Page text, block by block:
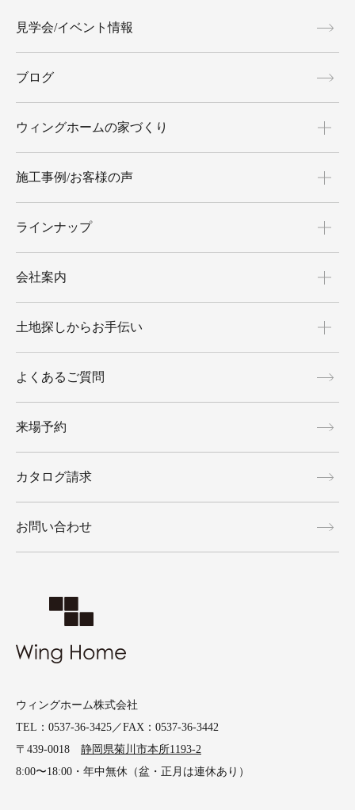
ウィングホーム株式会社
TEL：0537-36-3425／FAX：0537-36-3442
〒439-0018 静岡県菊川市本所1193-2
8:00〜18:00・年中無休（盆・正月は連休あり）
見学会/イベント情報
ブログ
ウィングホームの家づくり
施工事例/お客様の声
ラインナップ
会社案内
土地探しからお手伝い
よくあるご質問
来場予約
カタログ請求
お問い合わせ